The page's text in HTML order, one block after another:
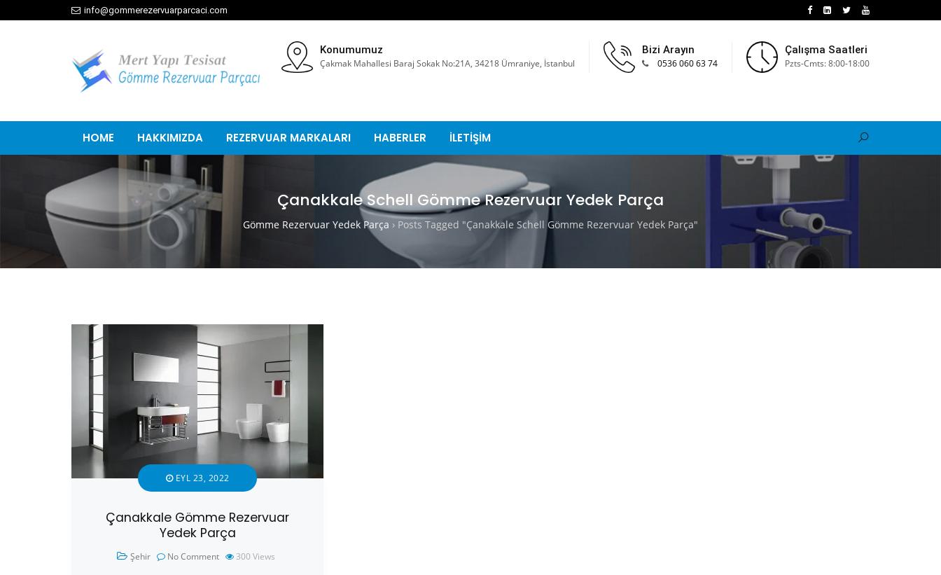
info@gommerezervuarparcaci.com
Konumumuz
Çakmak Mahallesi Baraj Sokak No:21A, 34218 Ümraniye, İstanbul
Bizi Arayın
0536 060 63 74
Çalışma Saatleri
Pzts-Cmts: 8:00-18:00
HOME HAKKIMIZDA REZERVUAR MARKALARI HABERLER İLETİŞİM
Çanakkale Schell Gömme Rezervuar Yedek Parça
Gömme Rezervuar Yedek Parça › Posts Tagged "Çanakkale Schell Gömme Rezervuar Yedek Parça"
EYL 23, 2022
Çanakkale Gömme Rezervuar
Yedek Parça
Şehir No Comment 300 Views